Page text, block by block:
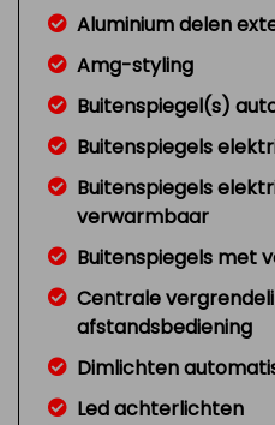
Aluminium delen
Amg-styling
Buitenspiegel(s)
Buitenspiegels
Buitenspiegels
verwarmbaar
Buitenspiegels met
Centrale
afstandsbediening
Dimlichten
Led achterlichten